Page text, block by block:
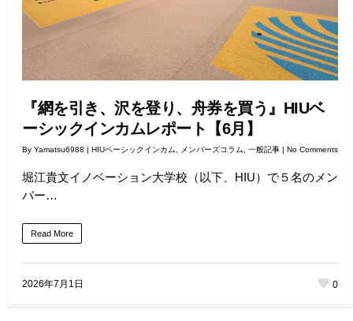
『網を引き、沢を登り、舟券を買う』HIUベ
ーシックインカムレポート【6月】
By Yamatsu6988 | HIUベーシックインカム メンバーズコラム 一般記事 | No Comments
堀江貴文イノベーション大学校（以下、HIU）で５名のメン
バー…
Read More
2026年7月1日 0